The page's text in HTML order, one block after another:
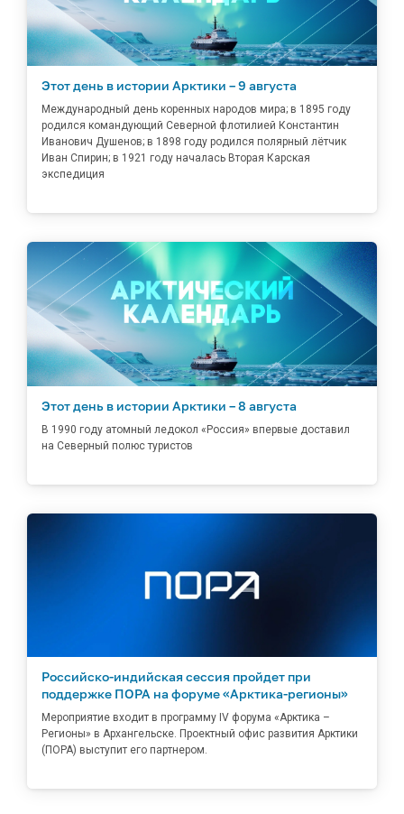
Этот день в истории Арктики – 9 августа
Международный день коренных народов мира; в 1895 году
родился командующий Северной флотилией Константин
Иванович Душенов; в 1898 году родился полярный лётчик
Иван Спирин; в 1921 году началась Вторая Карская
экспедиция
Этот день в истории Арктики – 8 августа
В 1990 году атомный ледокол «Россия» впервые доставил
на Северный полюс туристов
Российско-индийская сессия пройдет при
поддержке ПОРА на форуме «Арктика-регионы»
Мероприятие входит в программу IV форума «Арктика –
Регионы» в Архангельске. Проектный офис развития Арктики
(ПОРА) выступит его партнером.